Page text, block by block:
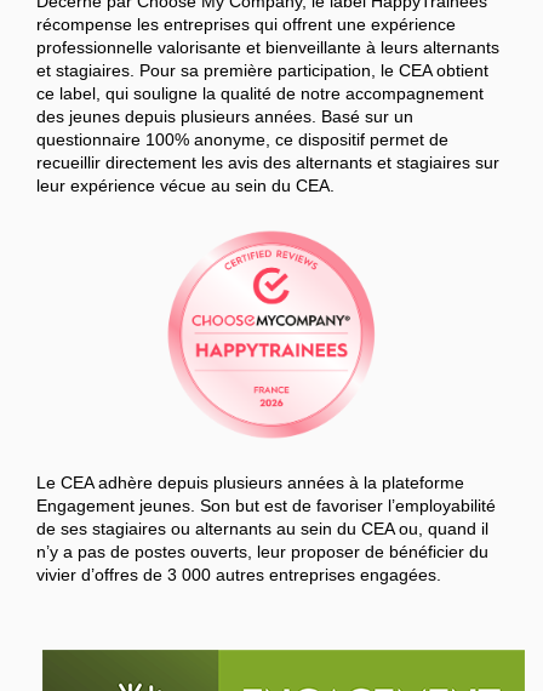
récompense les entreprises qui offrent une expérience
professionnelle valorisante et bienveillante à leurs alternants
et stagiaires. Pour sa première participation, le CEA obtient
ce label, qui souligne la qualité de notre accompagnement
des jeunes depuis plusieurs années. Basé sur un
questionnaire 100% anonyme, ce dispositif permet de
recueillir directement les avis des alternants et stagiaires sur
leur expérience vécue au sein du CEA.
Le CEA adhère depuis plusieurs années à la plateforme
Engagement jeunes. Son but est de favoriser l’employabilité
de ses stagiaires ou alternants au sein du CEA ou, quand il
n’y a pas de postes ouverts, leur proposer de bénéficier du
vivier d’offres de 3 000 autres entreprises engagées.